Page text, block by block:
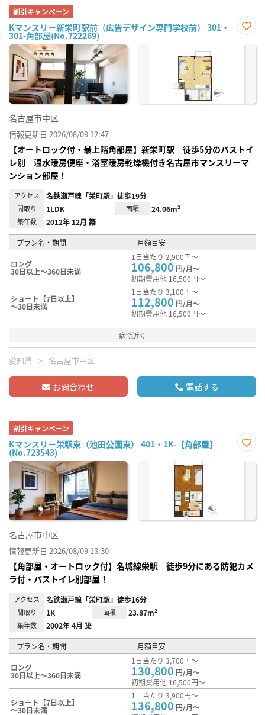
割引キャンペーン
Kマンスリー新栄町駅前（広告デザイン専門学校前） 301・
301-角部屋(No.722269)
に入
名古屋市中区
情報更新日 2026/08/09 12:47
【オートロック付・最上階角部屋】新栄町駅 徒歩5分のバストイ
レ別 温水暖房便座・浴室暖房乾燥機付き名古屋市マンスリーマ
ンション部屋！
アクセス 名鉄瀬戸線「栄町駅」徒歩19分
間取り 1LDK 面積 24.06m²
築年数 2012年 12月 築
プラン名・期間 月額目安
ロング
30日以上～360日未満
1日当たり 2,900円～
106,800 円/月～
初期費用他 16,500円～
ショート【7日以上】
～30日未満
1日当たり 3,100円～
112,800 円/月～
初期費用他 16,500円～
病院近く
愛知県 名古屋市中区
お問合わせ 電話する
割引キャンペーン
Kマンスリー栄駅東（池田公園東） 401・1K-【角部屋】
(No.723543)
に入
名古屋市中区
情報更新日 2026/08/09 13:30
【角部屋・オートロック付】名城線栄駅 徒歩9分にある防犯カメ
ラ付・バストイレ別部屋！
アクセス 名鉄瀬戸線「栄町駅」徒歩16分
間取り 1K 面積 23.87m²
築年数 2002年 4月 築
プラン名・期間 月額目安
ロング
30日以上～360日未満
1日当たり 3,700円～
130,800 円/月～
初期費用他 16,500円～
ショート【7日以上】
～30日未満
1日当たり 3,900円～
136,800 円/月～